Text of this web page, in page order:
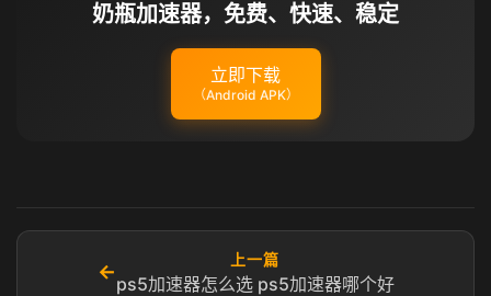
奶瓶加速器，免费、快速、稳定
立即下载
（Android APK）
←
上一篇
ps5加速器怎么选 ps5加速器哪个好